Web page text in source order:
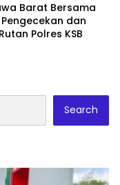
Barat Bersama
dan
Polres KSB
Search